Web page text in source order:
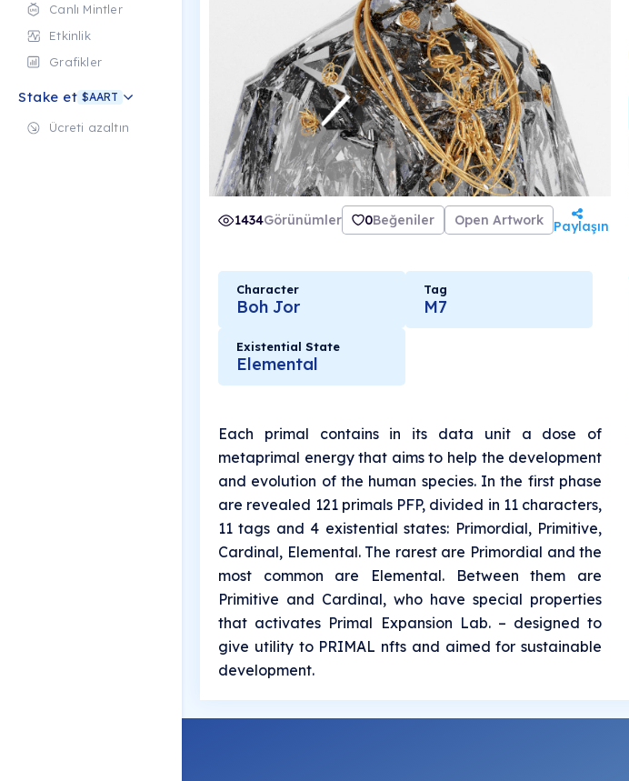
Canlı Mintler
Etkinlik
Grafikler
Stake et $AART
Ücreti azaltın
1434Görünümler 0Beğeniler Open Artwork Paylaşın
Character
Boh Jor
Tag
M7
Existential State
Elemental
Each primal contains in its data unit a dose of
metaprimal energy that aims to help the development
and evolution of the human species. In the first phase
are revealed 121 primals PFP, divided in 11 characters,
11 tags and 4 existential states: Primordial, Primitive,
Cardinal, Elemental. The rarest are Primordial and the
most common are Elemental. Between them are
Primitive and Cardinal, who have special properties
that activates Primal Expansion Lab. – designed to
give utility to PRIMAL nfts and aimed for sustainable
development.